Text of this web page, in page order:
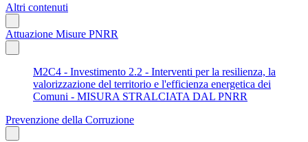
Altri contenuti
Attuazione Misure PNRR
M2C4 - Investimento 2.2 - Interventi per la resilienza, la
valorizzazione del territorio e l'efficienza energetica dei
Comuni - MISURA STRALCIATA DAL PNRR
Prevenzione della Corruzione